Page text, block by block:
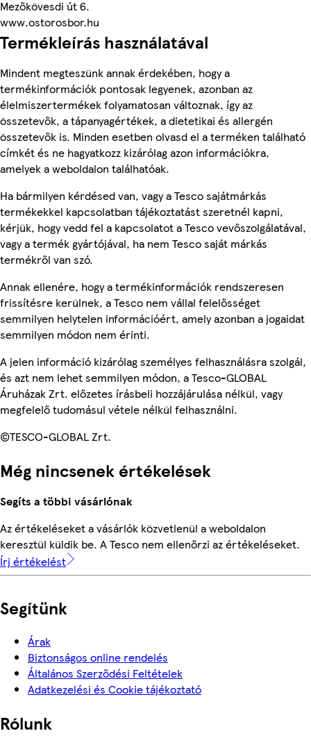
Mezőkövesdi út 6.
www.ostorosbor.hu
Termékleírás használatával
Mindent megteszünk annak érdekében, hogy a
termékinformációk pontosak legyenek, azonban az
élelmiszertermékek folyamatosan változnak, így az
összetevők, a tápanyagértékek, a dietetikai és allergén
összetevők is. Minden esetben olvasd el a terméken található
címkét és ne hagyatkozz kizárólag azon információkra,
amelyek a weboldalon találhatóak.
Ha bármilyen kérdésed van, vagy a Tesco sajátmárkás
termékekkel kapcsolatban tájékoztatást szeretnél kapni,
kérjük, hogy vedd fel a kapcsolatot a Tesco vevőszolgálatával,
vagy a termék gyártójával, ha nem Tesco saját márkás
termékről van szó.
Annak ellenére, hogy a termékinformációk rendszeresen
frissítésre kerülnek, a Tesco nem vállal felelősséget
semmilyen helytelen információért, amely azonban a jogaidat
semmilyen módon nem érinti.
A jelen információ kizárólag személyes felhasználásra szolgál,
és azt nem lehet semmilyen módon, a Tesco-GLOBAL
Áruházak Zrt. előzetes írásbeli hozzájárulása nélkül, vagy
megfelelő tudomásul vétele nélkül felhasználni.
©TESCO-GLOBAL Zrt.
Még nincsenek értékelések
Segíts a többi vásárlónak
Az értékeléseket a vásárlók közvetlenül a weboldalon
keresztül küldik be. A Tesco nem ellenőrzi az értékeléseket.
Írj értékelést
Segítünk
Árak
Biztonságos online rendelés
Általános Szerződési Feltételek
Adatkezelési és Cookie tájékoztató
Rólunk